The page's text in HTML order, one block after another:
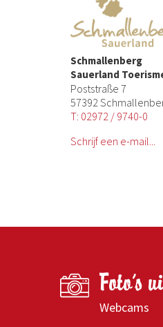
Schmallenberg
Sauerland
Poststraße 7
57392
T: 02972 / 9740-0
Schrijf een e-mail...
Foto's
Webcams